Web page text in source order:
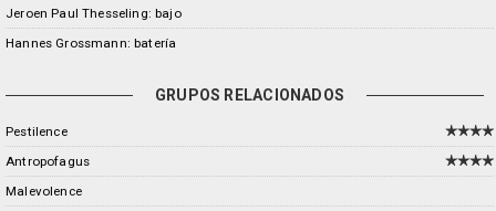
Jeroen Paul Thesseling: bajo
Hannes Grossmann: batería
GRUPOS RELACIONADOS
Pestilence
Antropofagus
Malevolence